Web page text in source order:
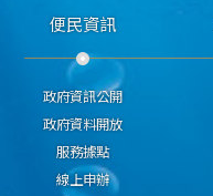
便民資訊
政府資訊公開
政府資料開放
服務據點
線上申辦